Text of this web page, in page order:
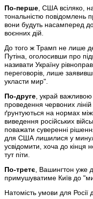
По-перше , США всіляко,
тональністю повідомлень
вони будуть насамперед
воєнних дій.
До того ж Трамп не лише
Путіна, оголосивши про
називати Україну
переговорів, лише
укласти мир".
По-друге , украй
проведення червоних
ґрунтуються на нормах
виведення російських
поважати суверенні
для США лишилися у
усвідомити, хоча до кінця
тут піти.
По-третє , Вашингтон уже
примушуватиме Київ до
Натомість умови для Росії